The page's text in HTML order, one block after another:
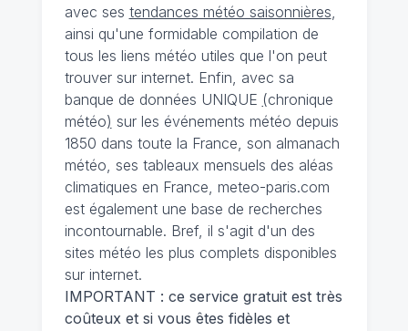
avec ses tendances météo saisonnières
ainsi qu'une formidable compilation de
tous les liens météo utiles que l'on peut
trouver sur internet. Enfin, avec sa
banque de données UNIQUE (chronique
météo) sur les événements météo depuis
1850 dans toute la France, son almanach
météo, ses tableaux mensuels des aléas
climatiques en France, meteo-paris.com
est également une base de recherches
incontournable. Bref, il s'agit d'un des
sites météo les plus complets disponibles
sur internet.
IMPORTANT : ce service gratuit est très
coûteux et si vous êtes fidèles et